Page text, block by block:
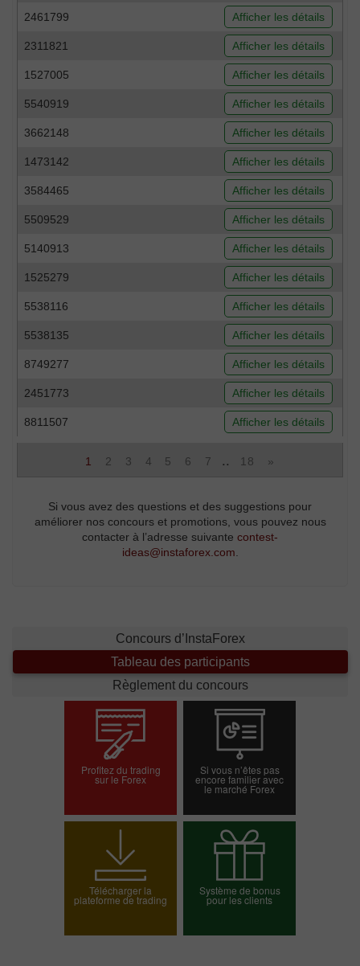
2461799 Afficher les détails
2311821 Afficher les détails
1527005 Afficher les détails
5540919 Afficher les détails
3662148 Afficher les détails
1473142 Afficher les détails
3584465 Afficher les détails
5509529 Afficher les détails
5140913 Afficher les détails
1525279 Afficher les détails
5538116 Afficher les détails
5538135 Afficher les détails
8749277 Afficher les détails
2451773 Afficher les détails
8811507 Afficher les détails
1 2 3 4 5 6 7 .. 18 »
Si vous avez des questions et des suggestions pour
améliorer nos concours et promotions, vous pouvez nous
contacter à l’adresse suivante contest-
ideas@instaforex.com
Concours d’InstaForex
Tableau des participants
Règlement du concours
Profitez du trading
sur le Forex
Si vous n’êtes pas
encore familier avec
le marché Forex
Ouvrir un compte
démo
Télécharger la
plateforme de trading
Système de bonus
pour les clients